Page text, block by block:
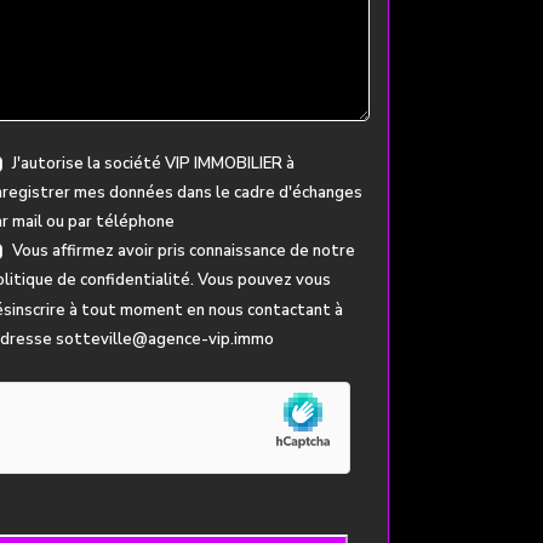
J'autorise la société VIP IMMOBILIER à
mes données dans le cadre d'échanges
mail ou par téléphone
Vous affirmez avoir pris connaissance de notre
de confidentialité. Vous pouvez vous
à tout moment en nous contactant à
sotteville@agence-vip.immo